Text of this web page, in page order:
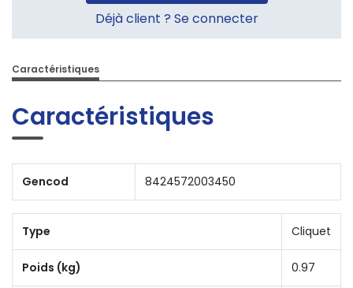
Déjà client ? Se connecter
Caractéristiques
Caractéristiques
Gencod 8424572003450
Type Cliquet
Poids (kg) 0.97